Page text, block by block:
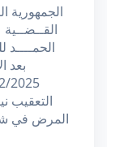
الجمهورية
بعد
التعقيب
المرض في